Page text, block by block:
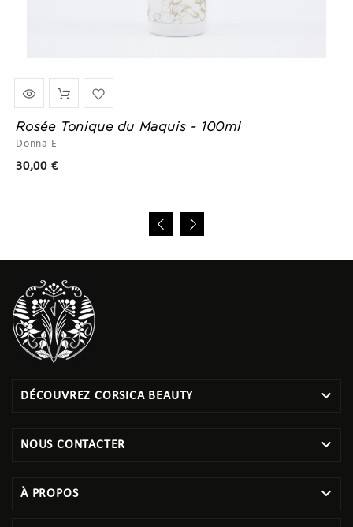
Rosée Tonique du Maquis - 100ml
Donna E
30,00 €
DÉCOUVREZ CORSICA BEAUTY 
NOUS CONTACTER 
À PROPOS 